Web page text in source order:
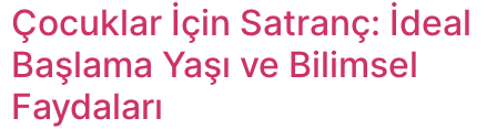
Çocuklar İçin Satranç: İdeal
Başlama Yaşı ve Bilimsel
Faydaları